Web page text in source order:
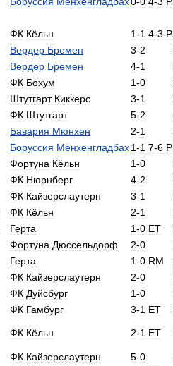
ФК Кёльн 1-1 4-3 P
Вердер Бремен 3-2
Вердер Бремен 4-1
ФК Бохум 1-0
Штутгарт Киккерс 3-1
ФК Штутгарт 5-2
Бавария Мюнхен 2-1
Боруссия Мёнхенгладбах1-1 7-6 P
Фортуна Кёльн 1-0
ФК Нюрнберг 4-2
ФК Кайзерслаутерн 3-1
ФК Кёльн 2-1
Герта 1-0 ET
Фортуна Дюссельдорф 2-0
Герта 1-0 RM
ФК Кайзерслаутерн 2-0
ФК Дуйсбург 1-0
ФК Гамбург 3-1 ET
ФК Кёльн 2-1 ET
ФК Кайзерслаутерн 5-0